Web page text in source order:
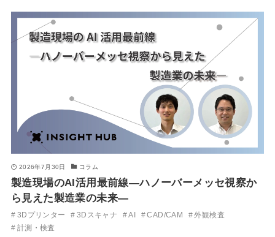
2026年7月30日 コラム
製造現場のAI活用最前線―ハノーバーメッセ視察か
ら見えた製造業の未来―
3Dプリンター 3Dスキャナ AI CAD/CAM
外観検査
計測・検査